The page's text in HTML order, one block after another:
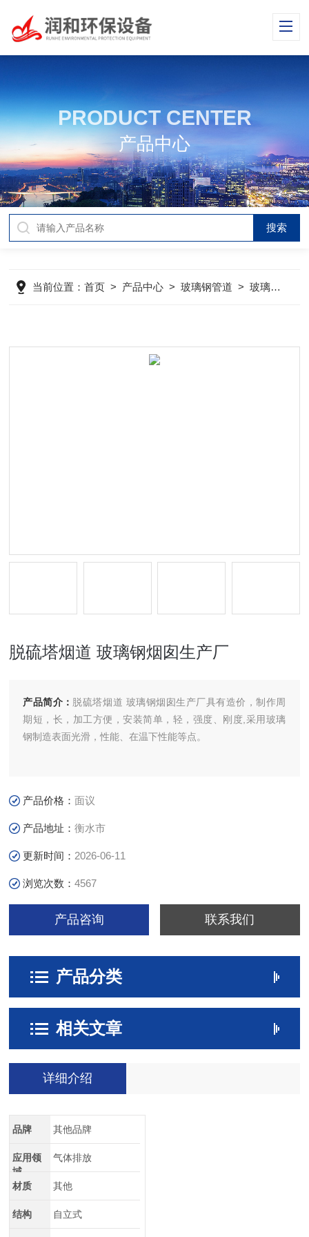
PRODUCT CENTER
产品中心
当前位置：首页 > 产品中心 >玻璃钢管道 >玻璃钢烟囱
脱硫塔烟道 玻璃钢烟囱生产厂
产品简介： 脱硫塔烟道 玻璃钢烟囱生产厂具有造价，制作周
期短，长，加工方便，安装简单，轻，强度、刚度,采用玻璃
钢制造表面光滑，性能、在温下性能等点。
产品价格：面议
产品地址：衡水市
更新时间： 2026-06-11
浏览次数：4567
产品咨询 联系我们
产品分类
相关文章
详细介绍
品牌 其他品牌
应用领
域
气体排放
材质 其他
结构 自立式